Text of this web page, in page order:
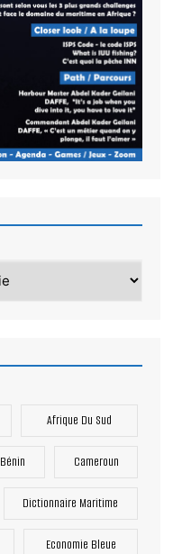
Afrique Du Sud
Bénin Cameroun
Dictionnaire Maritime
Economie Bleue